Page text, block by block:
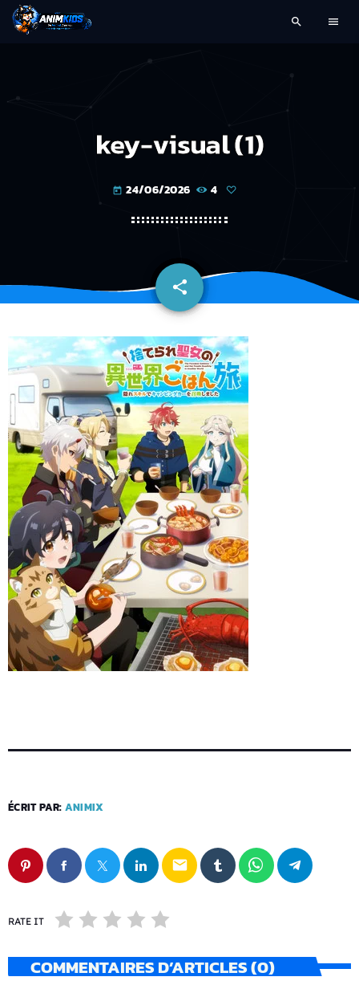
search menu
key-visual (1)
today 24/06/2026 4
share
email
ÉCRIT PAR: ANIMIX
email
RATE IT
COMMENTAIRES D’ARTICLES (0)